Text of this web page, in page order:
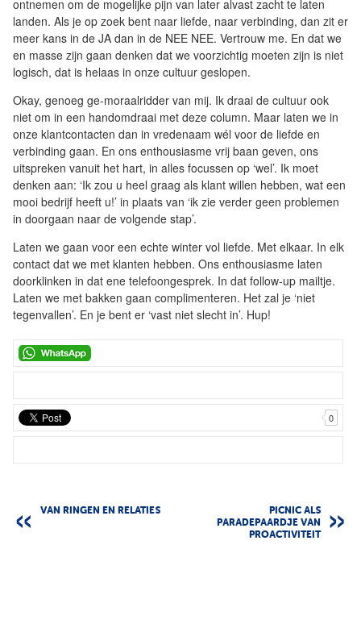
ontnemen om de mogelijke pijn van later alvast zacht te laten
landen. Als je op zoek bent naar liefde, naar verbinding, dan zit er
meer kans in de JA dan in de NEE NEE. Vertrouw me. En dat we
en masse zijn gaan denken dat we voorzichtig moeten zijn is niet
logisch, dat is helaas in onze cultuur geslopen.
Okay, genoeg ge-moraalridder van mij. Ik draai de cultuur ook
niet om in een handomdraai met deze column. Maar laten we in
onze klantcontacten dan in vredenaam wél voor de liefde en
verbinding gaan. En ons enthousiasme vrij baan geven, ons
uitspreken vanuit het hart, in alles focussen op ‘wel’. Ik moet
denken aan: ‘Ik zou u heel graag als klant willen hebben, wat een
mooi bedrijf heeft u!’ in plaats van ‘ik zie verder geen problemen
in doorgaan naar de volgende stap’.
Laten we gaan voor een echte winter vol liefde. Met elkaar. In elk
contact dat we met klanten hebben. Ons enthousiasme laten
doorklinken in dat ene telefoongesprek. In dat follow-up mailtje.
Laten we met bakken gaan complimenteren. Het zal je ‘niet
tegenvallen’. En je bent er ‘vast niet slecht in’. Hup!
0
VAN RINGEN EN RELATIES
PICNIC ALS
PARADEPAARDJE VAN
PROACTIVITEIT